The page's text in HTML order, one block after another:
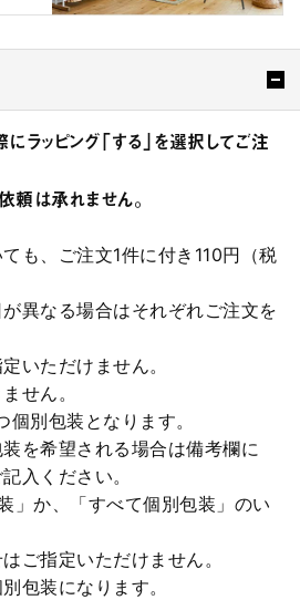
ラッピング「する」を選択してご注
頼は承れません。
も、ご注文1件に付き110円（税
異なる場合はそれぞれご注文を
いただけません。
せん。
個別包装となります。
を希望される場合は備考欄に
入ください。
」か、「すべて個別包装」のい
ご指定いただけません。
包装になります。